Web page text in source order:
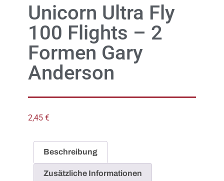
Unicorn Ultra Fly
100 Flights – 2
Formen Gary
Anderson
2,45 €
Beschreibung
Zusätzliche Informationen